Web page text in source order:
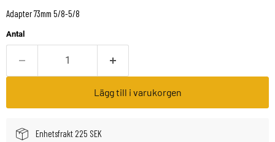
Adapter 73mm 5/8-5/8
Antal
Lägg till i varukorgen
Enhetsfrakt 225 SEK